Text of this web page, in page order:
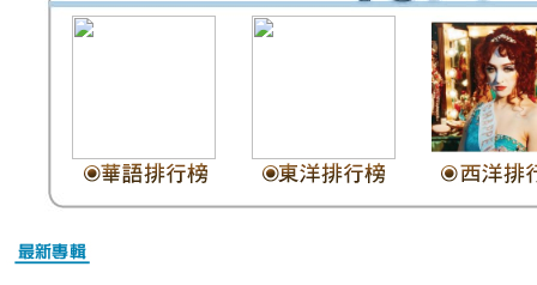
Christian Louboutin Schuhe Outlet